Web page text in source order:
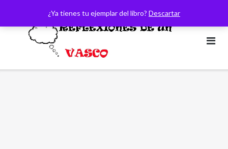
¿Ya tienes tu ejemplar del libro? Descartar
contenido